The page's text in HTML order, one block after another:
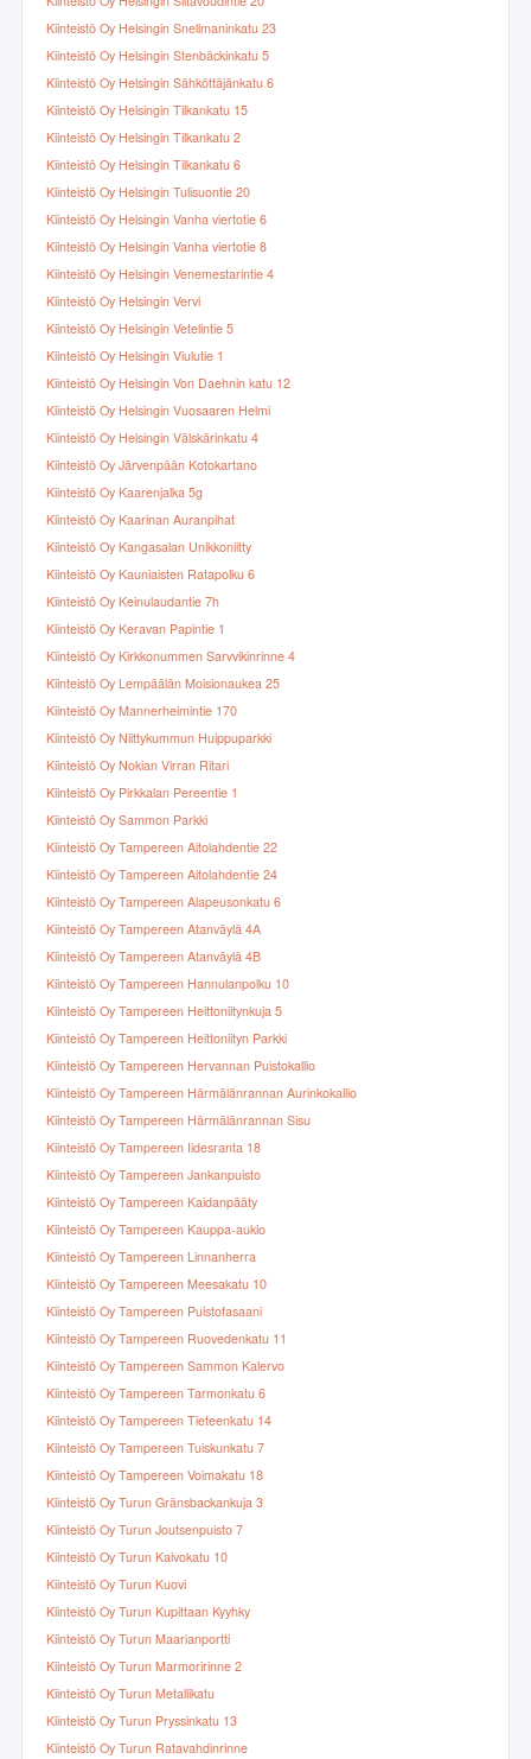
Kiinteistö Oy Helsingin Snellmaninkatu 23
Kiinteistö Oy Helsingin Stenbäckinkatu 5
Kiinteistö Oy Helsingin Sähköttäjänkatu 6
Kiinteistö Oy Helsingin Tilkankatu 15
Kiinteistö Oy Helsingin Tilkankatu 2
Kiinteistö Oy Helsingin Tilkankatu 6
Kiinteistö Oy Helsingin Tulisuontie 20
Kiinteistö Oy Helsingin Vanha viertotie 6
Kiinteistö Oy Helsingin Vanha viertotie 8
Kiinteistö Oy Helsingin Venemestarintie 4
Kiinteistö Oy Helsingin Vervi
Kiinteistö Oy Helsingin Vetelintie 5
Kiinteistö Oy Helsingin Viulutie 1
Kiinteistö Oy Helsingin Von Daehnin katu 12
Kiinteistö Oy Helsingin Vuosaaren Helmi
Kiinteistö Oy Helsingin Välskärinkatu 4
Kiinteistö Oy Järvenpään Kotokartano
Kiinteistö Oy Kaarenjalka 5g
Kiinteistö Oy Kaarinan Auranpihat
Kiinteistö Oy Kangasalan Unikkoniitty
Kiinteistö Oy Kauniaisten Ratapolku 6
Kiinteistö Oy Keinulaudantie 7h
Kiinteistö Oy Keravan Papintie 1
Kiinteistö Oy Kirkkonummen Sarvvikinrinne 4
Kiinteistö Oy Lempäälän Moisionaukea 25
Kiinteistö Oy Mannerheimintie 170
Kiinteistö Oy Niittykummun Huippuparkki
Kiinteistö Oy Nokian Virran Ritari
Kiinteistö Oy Pirkkalan Pereentie 1
Kiinteistö Oy Sammon Parkki
Kiinteistö Oy Tampereen Aitolahdentie 22
Kiinteistö Oy Tampereen Aitolahdentie 24
Kiinteistö Oy Tampereen Alapeusonkatu 6
Kiinteistö Oy Tampereen Atanväylä 4A
Kiinteistö Oy Tampereen Atanväylä 4B
Kiinteistö Oy Tampereen Hannulanpolku 10
Kiinteistö Oy Tampereen Heittoniitynkuja 5
Kiinteistö Oy Tampereen Heittoniityn Parkki
Kiinteistö Oy Tampereen Hervannan Puistokallio
Kiinteistö Oy Tampereen Härmälänrannan Aurinkokallio
Kiinteistö Oy Tampereen Härmälänrannan Sisu
Kiinteistö Oy Tampereen Iidesranta 18
Kiinteistö Oy Tampereen Jankanpuisto
Kiinteistö Oy Tampereen Kaidanpääty
Kiinteistö Oy Tampereen Kauppa-aukio
Kiinteistö Oy Tampereen Linnanherra
Kiinteistö Oy Tampereen Meesakatu 10
Kiinteistö Oy Tampereen Puistofasaani
Kiinteistö Oy Tampereen Ruovedenkatu 11
Kiinteistö Oy Tampereen Sammon Kalervo
Kiinteistö Oy Tampereen Tarmonkatu 6
Kiinteistö Oy Tampereen Tieteenkatu 14
Kiinteistö Oy Tampereen Tuiskunkatu 7
Kiinteistö Oy Tampereen Voimakatu 18
Kiinteistö Oy Turun Gränsbackankuja 3
Kiinteistö Oy Turun Joutsenpuisto 7
Kiinteistö Oy Turun Kaivokatu 10
Kiinteistö Oy Turun Kuovi
Kiinteistö Oy Turun Kupittaan Kyyhky
Kiinteistö Oy Turun Maarianportti
Kiinteistö Oy Turun Marmoririnne 2
Kiinteistö Oy Turun Metallikatu
Kiinteistö Oy Turun Pryssinkatu 13
Kiinteistö Oy Turun Ratavahdinrinne